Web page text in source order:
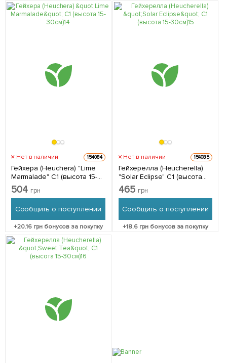
Нет в наличии 154084
Гейхера (Heuchera) "Lime
Marmalade" С1 (высота 15-
30см) 1 саженец в
упаковке
504 грн
Сообщить о поступлении
+20.16грн бонусов за покупку
Нет в наличии 154085
Гейхерелла (Heucherella)
"Solar Eclipse" С1 (высота
15-30см) 1 саженец в
упаковке
465 грн
Сообщить о поступлении
+18.6грн бонусов за покупку